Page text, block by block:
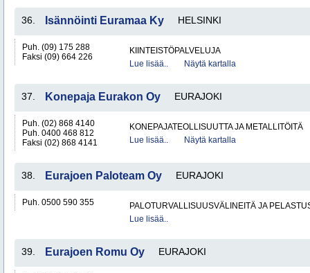
36. Isännöinti Euramaa Ky HELSINKI
Puh. (09) 175 288
Faksi (09) 664 226
KIINTEISTÖPALVELUJA
Lue lisää..
Näytä kartalla
37. Konepaja Eurakon Oy EURAJOKI
Puh. (02) 868 4140
Puh. 0400 468 812
Faksi (02) 868 4141
KONEPAJATEOLLISUUTTA JA METALLITÖITÄ
Lue lisää..
Näytä kartalla
38. Eurajoen Paloteam Oy EURAJOKI
Puh. 0500 590 355
PALOTURVALLISUUSVÄLINEITÄ JA
Lue lisää..
39. Eurajoen Romu Oy EURAJOKI